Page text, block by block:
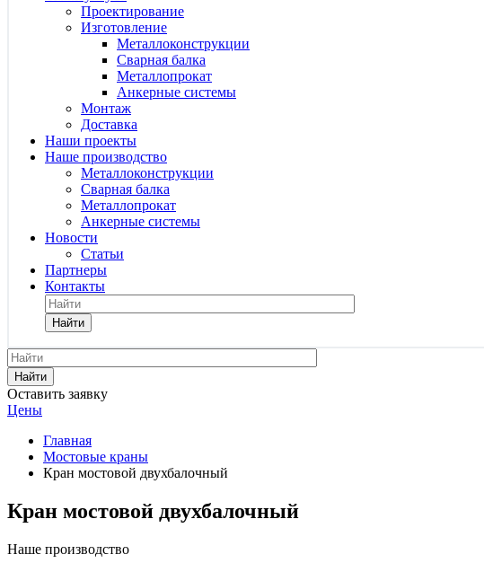
Проектирование
Изготовление
Металлоконструкции
Сварная балка
Металлопрокат
Анкерные системы
Монтаж
Доставка
Наши проекты
Наше производство
Металлоконструкции
Сварная балка
Металлопрокат
Анкерные системы
Новости
Статьи
Партнеры
Контакты
Найти
Найти
Оставить заявку
Цены
Главная
Мостовые краны
Кран мостовой двухбалочный
Кран мостовой двухбалочный
Наше производство